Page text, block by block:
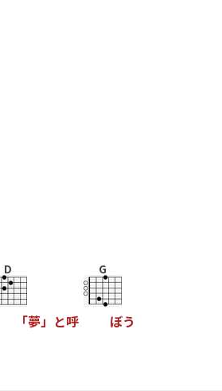
D
「夢」 と呼
G
ぼう